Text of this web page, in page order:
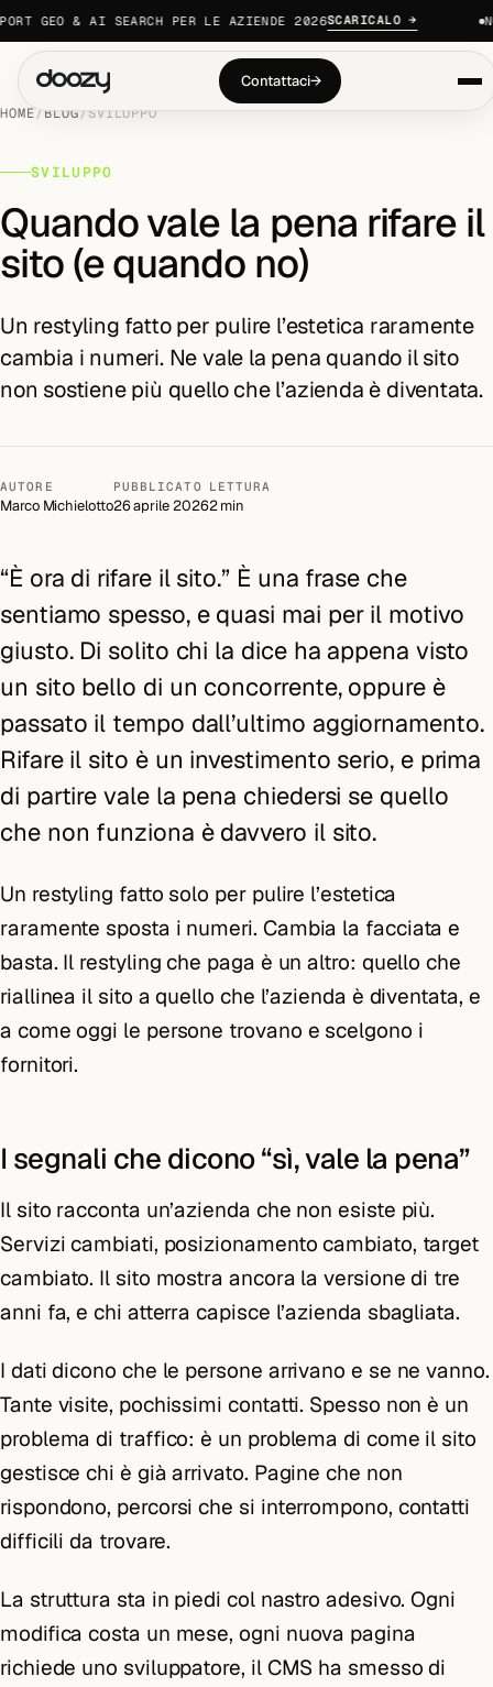
GEO & AI SEARCH PER LE AZIENDE 2026SCARICALO →
Contattaci→
HOME/ BLOG/SVILUPPO
SVILUPPO
Quando vale la pena rifare il
sito (e quando no)
Un restyling fatto per pulire l’estetica raramente
cambia i numeri. Ne vale la pena quando il sito
non sostiene più quello che l’azienda è diventata.
AUTORE
Marco Michielotto
PUBBLICATO
26 aprile 2026
LETTURA
2 min
“È ora di rifare il sito.” È una frase che
sentiamo spesso, e quasi mai per il motivo
giusto. Di solito chi la dice ha appena visto
un sito bello di un concorrente, oppure è
passato il tempo dall’ultimo aggiornamento.
Rifare il sito è un investimento serio, e prima
di partire vale la pena chiedersi se quello
che non funziona è davvero il sito.
Un restyling fatto solo per pulire l’estetica
raramente sposta i numeri. Cambia la facciata e
basta. Il restyling che paga è un altro: quello che
riallinea il sito a quello che l’azienda è diventata, e
a come oggi le persone trovano e scelgono i
fornitori.
I segnali che dicono “sì, vale la pena”
Il sito racconta un’azienda che non esiste più.
Servizi cambiati, posizionamento cambiato, target
cambiato. Il sito mostra ancora la versione di tre
anni fa, e chi atterra capisce l’azienda sbagliata.
I dati dicono che le persone arrivano e se ne vanno.
Tante visite, pochissimi contatti. Spesso non è un
problema di traffico: è un problema di come il sito
gestisce chi è già arrivato. Pagine che non
rispondono, percorsi che si interrompono, contatti
difficili da trovare.
La struttura sta in piedi col nastro adesivo. Ogni
modifica costa un mese, ogni nuova pagina
richiede uno sviluppatore, il CMS ha smesso di